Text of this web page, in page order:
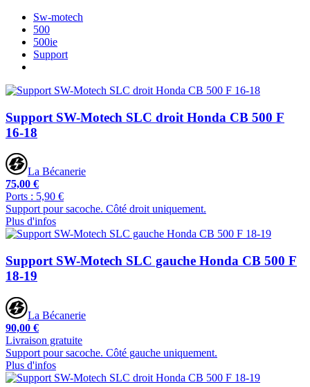
Sw-motech
500
500ie
Support
Support SW-Motech SLC droit Honda CB 500 F
16-18
La Bécanerie
75,00 €
Ports : 5,90 €
Support pour sacoche. Côté droit uniquement.
Plus d'infos
Support SW-Motech SLC gauche Honda CB 500 F
18-19
La Bécanerie
90,00 €
Livraison gratuite
Support pour sacoche. Côté gauche uniquement.
Plus d'infos